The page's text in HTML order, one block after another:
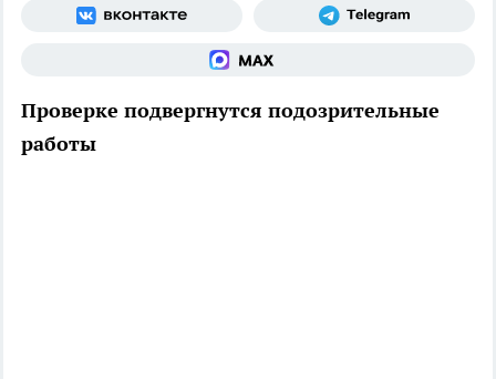
Проверке подвергнутся подозрительные
работы